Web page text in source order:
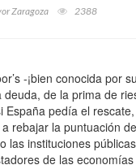
Zaragoza 2388
-¡bien conocida por
deuda, de la prima de
España pedía el
rebajar la puntuación
las instituciones
de las